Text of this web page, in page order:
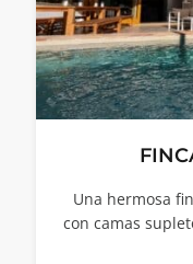
Una hermosa
con camas